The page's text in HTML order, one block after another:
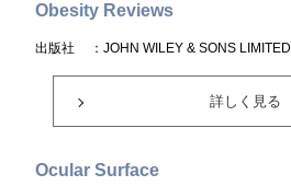
Obesity Reviews
出版社 ：JOHN WILEY & SONS LIMITED
詳しく見る
Ocular Surface